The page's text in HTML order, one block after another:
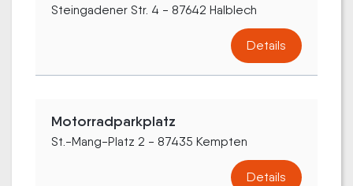
Steingadener Str. 4 - 87642 Halblech
Details
Motorradparkplatz
St.-Mang-Platz 2 - 87435 Kempten
Details